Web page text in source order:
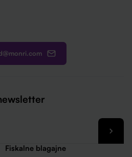
Fiskalne blagajne